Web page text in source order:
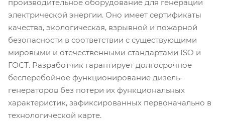
производительное оборудование для генерации
электрической энергии. Оно имеет сертификаты
качества, экологическая, взрывной и пожарной
безопасности в соответствии с существующими
мировыми и отечественными стандартами ISO и
ГОСТ. Разработчик гарантирует долгосрочное
бесперебойное функционирование дизель-
генераторов без потери их функциональных
характеристик, зафиксированных первоначально в
технологической карте.